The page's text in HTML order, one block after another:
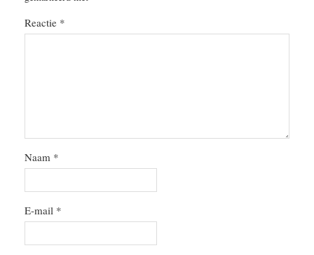
Reactie *
Naam *
E-mail *